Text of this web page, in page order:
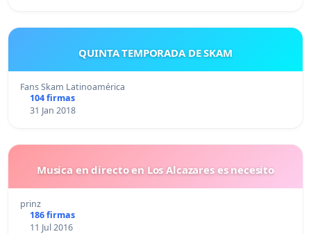
QUINTA TEMPORADA DE SKAM
Fans Skam Latinoamérica
104 firmas
31 Jan 2018
Musica en directo en Los Alcazares es necesito
prinz
186 firmas
11 Jul 2016